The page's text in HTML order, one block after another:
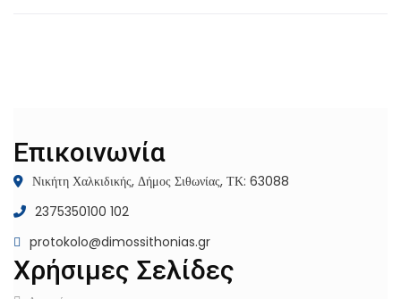
Επικοινωνία
Νικήτη Χαλκιδικής, Δήμος Σιθωνίας, ΤΚ: 63088
2375350100 102
protokolo@dimossithonias.gr
Χρήσιμες Σελίδες